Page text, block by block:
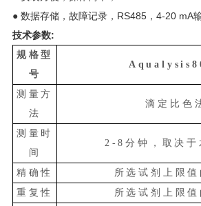
● 数据存储，故障记录，RS485，4-20 mA输
技术参数:
规格型
号
测量方
法
滴定比色
测量时
间
2-8分钟，取决于
精确性 所选试剂上限值
重复性
所选试剂上限值